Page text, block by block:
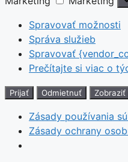
Spravovať možnosti
Správa služieb
Spravovať
Prečítajte si viac o
Prijať Odmietnuť Zobraziť
Zásady používania
Zásady ochrany